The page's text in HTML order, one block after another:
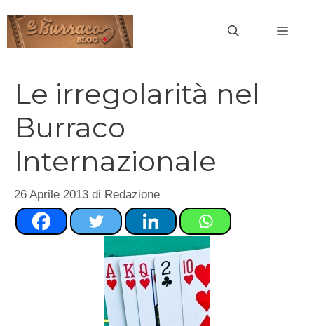
contenuto
Le irregolarità nel
Burraco
Internazionale
26 Aprile 2013 di Redazione